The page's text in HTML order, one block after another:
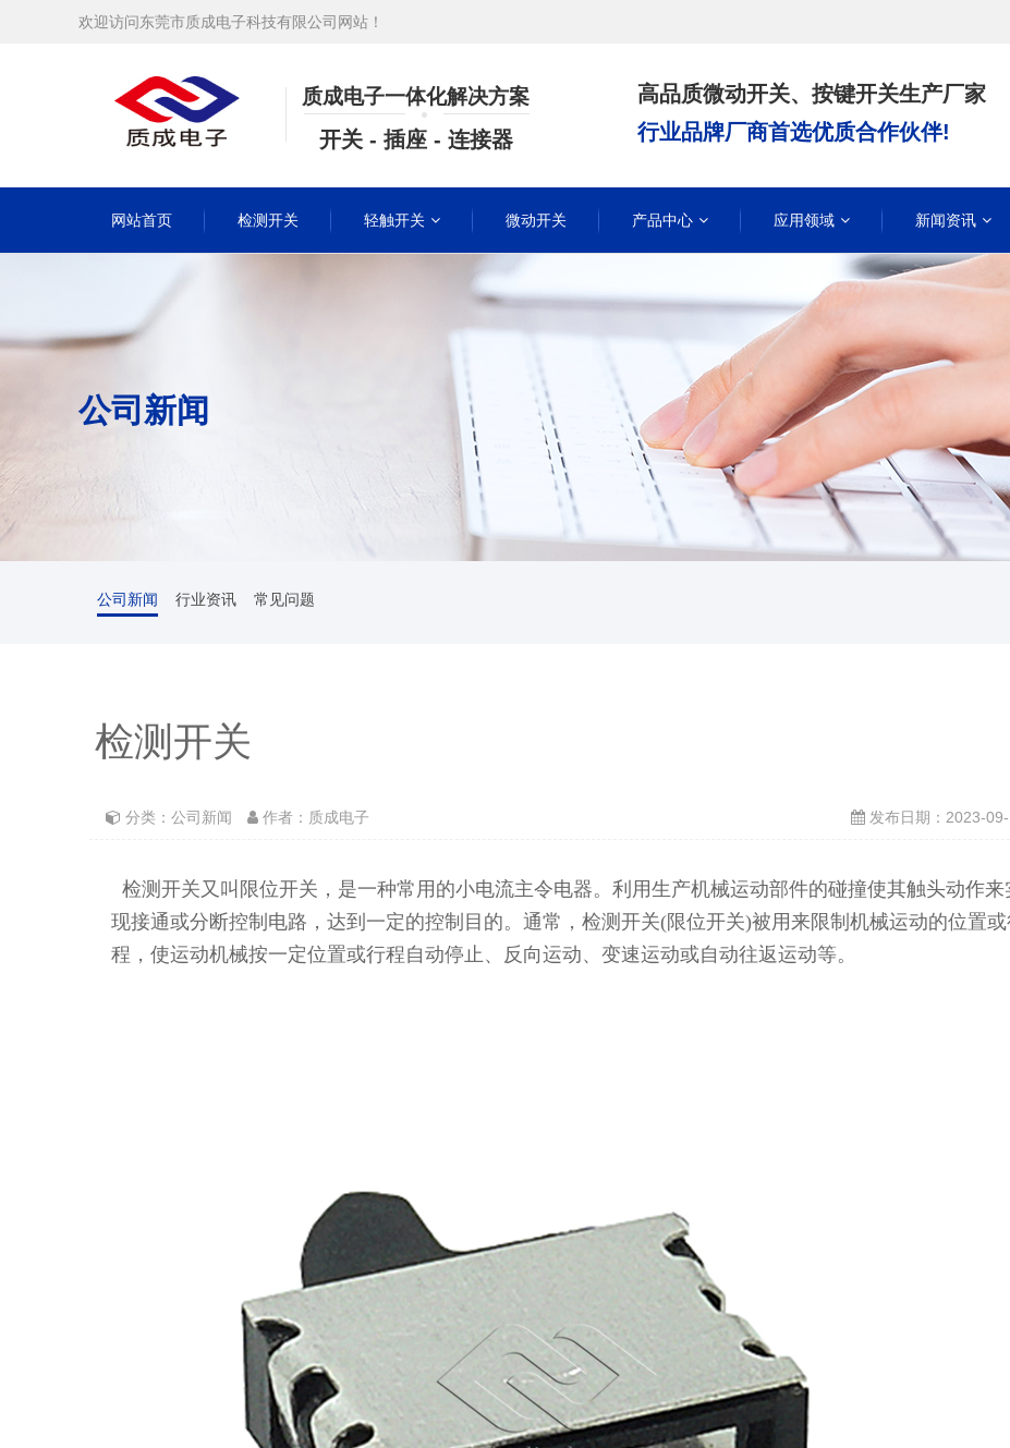
欢迎访问东莞市质成电子科技有限公司网站！
质成电子一体化解决方案
开关 - 插座 - 连接器
高品质微动开关、按键开关生产厂家
行业品牌厂商首选优质合作伙伴!
网站首页 检测开关 轻触开关 微动开关 产品中心 应用领域 新闻资讯
公司新闻
公司新闻 行业资讯 常见问题
检测开关
分类：公司新闻 作者：质成电子 发布日期：2023-
检测开关又叫限位开关，是一种常用的小电流主令电器。利用生产机械运动部件的碰撞使其触头动作来
现接通或分断控制电路，达到一定的控制目的。通常，检测开关(限位开关)被用来限制机械运动的位置
程，使运动机械按一定位置或行程自动停止、反向运动、变速运动或自动往返运动等。